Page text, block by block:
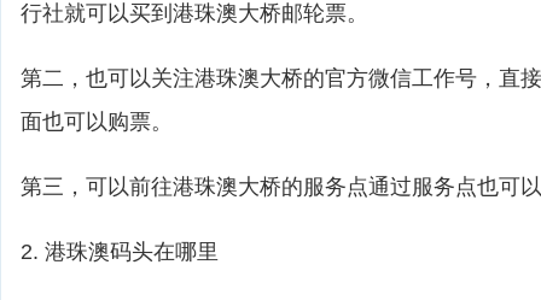
行社就可以买到港珠澳大桥邮轮票。
第二，也可以关注港珠澳大桥的官方微信工作号，直
面也可以购票。
第三，可以前往港珠澳大桥的服务点通过服务点也可
2. 港珠澳码头在哪里